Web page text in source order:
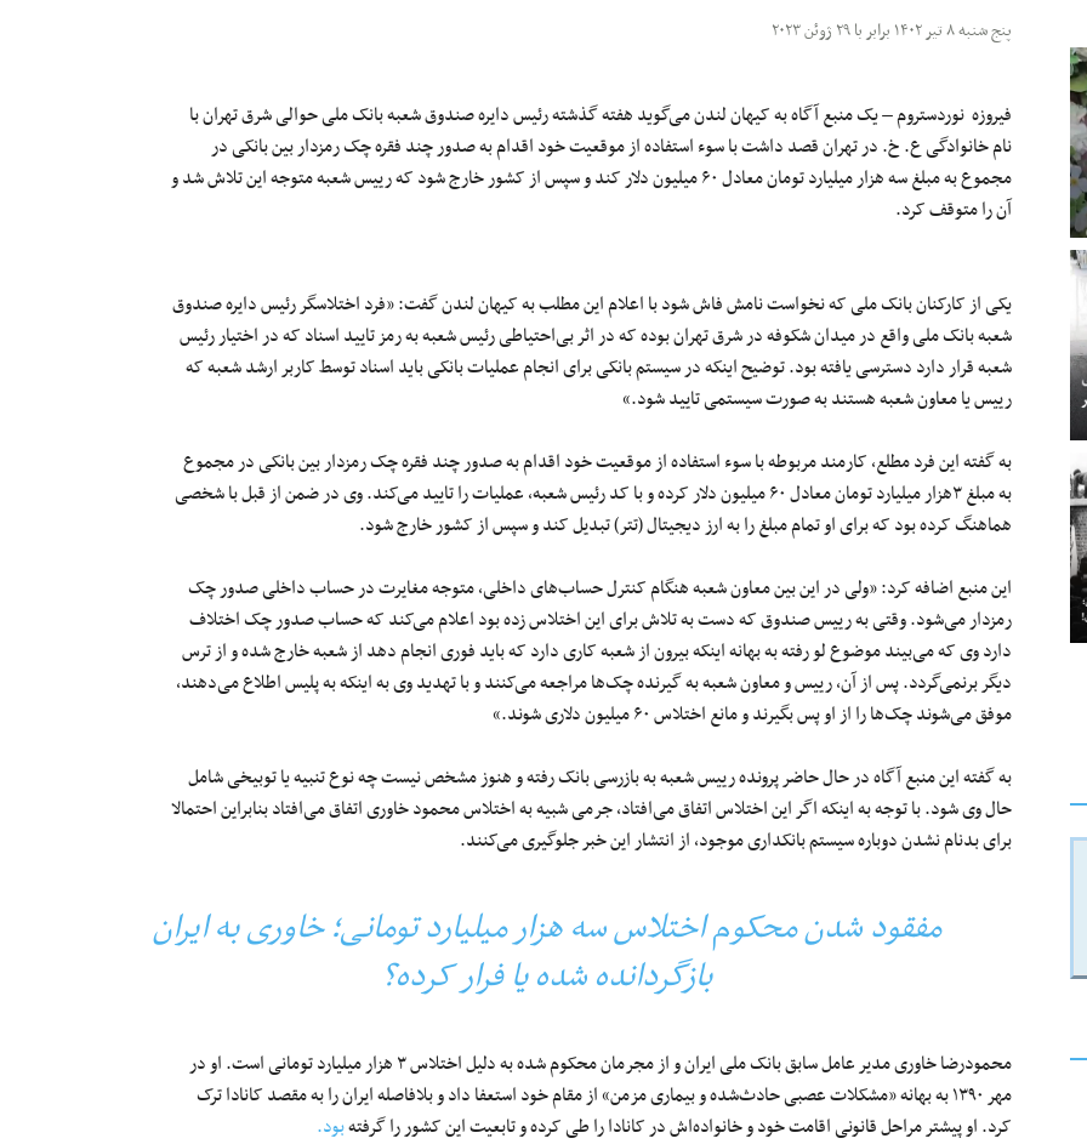
پنج شنبه ۸ تیر ۱۴۰۲ برابر با ۲۹ ژوئن ۲۰۲۳
فیروزه نوردستروم – یک منبع آگاه به کیهان لندن می‌گوید هفته گذشته رئیس دایره صندوق شعبه بانک ملی حوالی شرق تهران با
نام خانوادگی ع. خ. در تهران قصد داشت با سوء استفاده از موقعیت خود اقدام به صدور چند فقره چک رمزدار بین بانکی در
مجموع به مبلغ سه هزار میلیارد تومان معادل ۶۰ میلیون دلار کند و سپس از کشور خارج شود که رییس شعبه متوجه این تلاش شد و
آن را متوقف کرد.
یکی از کارکنان بانک ملی که نخواست نامش فاش شود با اعلام این مطلب به کیهان لندن گفت: «فرد اختلاسگر رئیس دایره صندوق
شعبه بانک ملی واقع در میدان شکوفه در شرق تهران بوده که در اثر بی‌احتیاطی رئیس شعبه به رمز تایید اسناد که در اختیار رئیس
شعبه قرار دارد دسترسی یافته بود. توضیح اینکه در سیستم بانکی برای انجام عملیات بانکی باید اسناد توسط کاربر ارشد شعبه که
رییس یا معاون شعبه هستند به صورت سیستمی تایید شود.»
به گفته این فرد مطلع، کارمند مربوطه با سوء استفاده از موقعیت خود اقدام به صدور چند فقره چک‌ رمزدار بین بانکی در مجموع
به مبلغ ۳هزار میلیارد تومان معادل ۶۰ میلیون دلار کرده و با کد رئیس شعبه، عملیات را تایید می‌کند. وی در ضمن از قبل با شخصی
هماهنگ کرده بود که برای او تمام مبلغ را به ارز دیجیتال (تتر) تبدیل کند و سپس از کشور خارج شود.
این منبع اضافه کرد: «ولی در این بین معاون شعبه هنگام کنترل حساب‌های داخلی، متوجه مغایرت در حساب داخلی صدور چک
رمزدار می‌شود. وقتی به رییس صندوق که دست به تلاش برای این اختلاس زده بود اعلام می‌کند که حساب صدور چک اختلاف
دارد وی که می‌بیند موضوع لو رفته به بهانه اینکه بیرون از شعبه کاری دارد که باید فوری انجام دهد از شعبه خارج شده و از ترس
دیگر برنمی‌گردد. پس از آن، رییس و معاون شعبه به گیرنده چک‌ها مراجعه می‌کنند و با تهدید وی به اینکه به پلیس اطلاع می‌دهند،
موفق می‌شوند چک‌ها را از او پس بگیرند و مانع اختلاس ۶۰ میلیون دلاری شوند.»
به گفته این منبع آگاه در حال حاضر پرونده رییس شعبه به بازرسی بانک رفته و هنوز مشخص نیست چه نوع تنبیه یا توبیخی شامل
حال وی شود. با توجه به اینکه اگر این اختلاس اتفاق می‌افتاد، جرمی شبیه به اختلاس محمود خاوری اتفاق می‌افتاد بنابراین احتمالا
برای بدنام نشدن دوباره سیستم بانکداری موجود، از انتشار این خبر جلوگیری می‌کنند.
مفقود شدن محکوم اختلاس سه هزار میلیارد تومانی؛ خاوری به ایران
بازگردانده شده یا فرار کرده؟
محمودرضا خاوری مدیر عامل سابق بانک ملی ایران و از مجرمان محکوم شده به دلیل اختلاس ۳ هزار میلیارد تومانی است. او در
مهر ۱۳۹۰ به بهانه «مشکلات عصبی حادث‌شده و بیماری مزمن» از مقام خود استعفا داد و بلافاصله ایران را به مقصد کانادا ترک
کرد. او پیشتر مراحل قانونی اقامت خود و خانواده‌اش در کانادا را طی کرده و تابعیت این کشور را گرفتهبود.